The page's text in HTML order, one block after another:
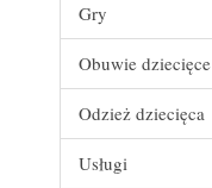
Gry
Obuwie dziecięce
Odzież dziecięca
Usługi